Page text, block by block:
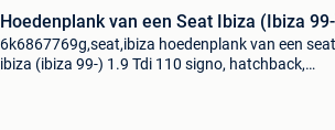
Hoedenplank van een Seat Ibiza (Ibiza
6k6867769g,seat,ibiza hoedenplank van een seat
ibiza (ibiza 99-) 1.9 Tdi 110 signo, hatchback,